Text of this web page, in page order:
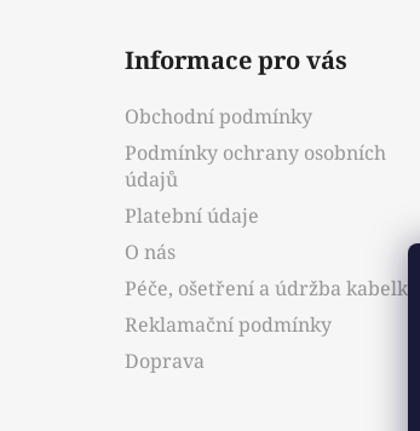
Informace pro vás
Obchodní podmínky
Podmínky ochrany osobních
údajů
Platební údaje
O nás
Péče, ošetření a údržba kabelky
Reklamační podmínky
Doprava